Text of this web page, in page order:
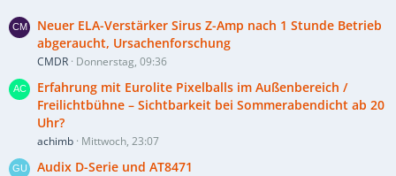
Neuer ELA-Verstärker Sirus Z-Amp nach 1 Stunde Betrieb
abgeraucht, Ursachenforschung
CMDR Donnerstag, 09:36
Erfahrung mit Eurolite Pixelballs im Außenbereich /
Freilichtbühne – Sichtbarkeit bei Sommerabendicht ab 20
Uhr?
achimb Mittwoch, 23:07
Audix D-Serie und AT8471